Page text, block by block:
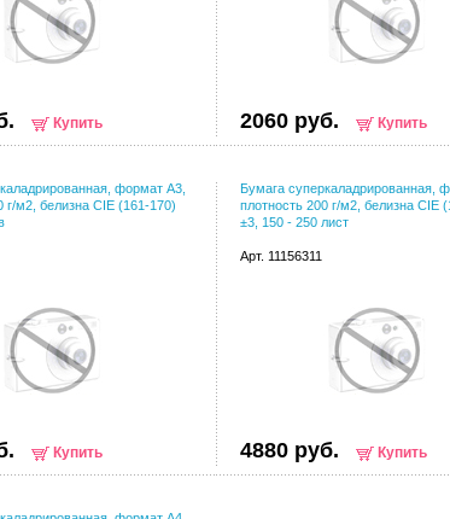
Купить 2060 руб. Купить
формат А3,
г/м2, белизна CIE (161-170)
Купить
Бумага суперкаладрированная,
плотность 200 г/м2, белизна CIE
±3, 150 - 250 лист
Арт. 11156311
4880 руб. Купить